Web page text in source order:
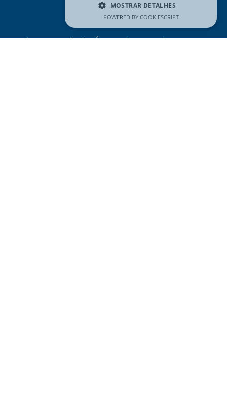
Receba as novidades Águas do Tejo Atlântico no seu
MOSTRAR DETALHES
POWERED BY COOKIESCRIPT